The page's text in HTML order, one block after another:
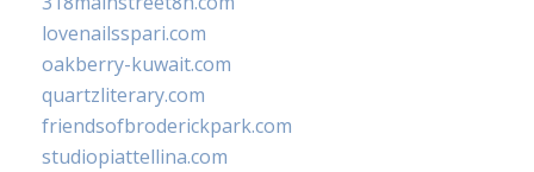
lovenailsspari.com
oakberry-kuwait.com
quartzliterary.com
friendsofbroderickpark.com
studiopiattellina.com